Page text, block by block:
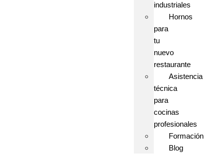
industriales
Hornos
para
tu
nuevo
restaurante
Asistencia
técnica
para
cocinas
profesionales
Formación
Blog